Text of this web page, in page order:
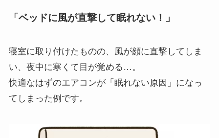
「ベッドに風が直撃して眠れない！」
寝室に取り付けたものの、風が顔に直撃してしま
い、夜中に寒くて目が覚める…。
快適なはずのエアコンが「眠れない原因」になっ
てしまった例です。